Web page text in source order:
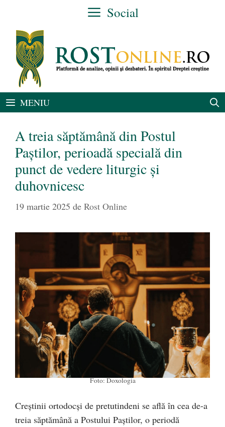
conținut
Social
MENIU
A treia săptămână din Postul
Paștilor, perioadă specială din
punct de vedere liturgic și
duhovnicesc
19 martie 2025 de Rost Online
Foto: Doxologia
Creștinii ortodocși de pretutindeni se află în cea de-a
treia săptămână a Postului Paștilor, o periodă